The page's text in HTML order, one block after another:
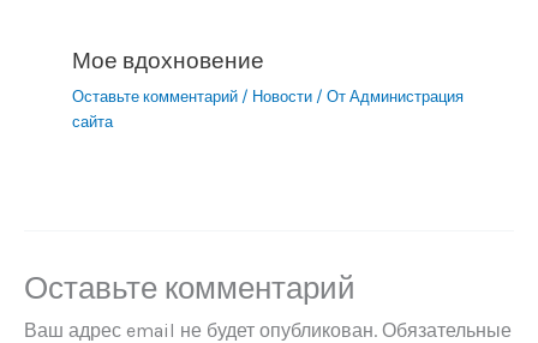
Мое вдохновение
Оставьте комментарий / Новости / От Администрация
сайта
Оставьте комментарий
Ваш адрес email не будет опубликован. Обязательные